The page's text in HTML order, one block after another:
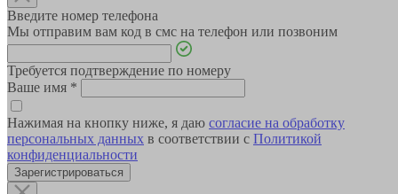
Введите номер телефона
Мы отправим вам код в смс на телефон или позвоним
Требуется подтверждение по номеру
Ваше имя *
Нажимая на кнопку ниже, я даю согласие на обработку
персональных данных в соответствии с Политикой
конфиденциальности
Зарегистрироваться